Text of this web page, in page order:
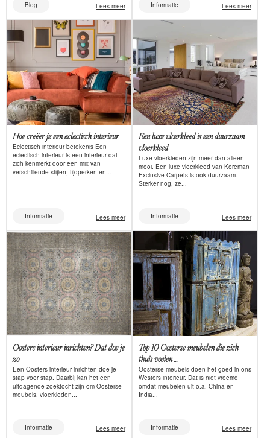
Blog Lees meer Informatie Lees meer
Hoe creëer je een eclectisch interieur
Eclectisch interieur betekenis Een
eclectisch interieur is een interieur dat
zich kenmerkt door een mix van
verschillende stijlen, tijdperken en...
Informatie Lees meer
Een luxe vloerkleed is een duurzaam
vloerkleed
Luxe vloerkleden zijn meer dan alleen
mooi. Een luxe vloerkleed van Koreman
Exclusive Carpets is ook duurzaam.
Sterker nog, ze...
Informatie Lees meer
Oosters interieur inrichten? Dat doe je
zo
Een Oosters interieur inrichten doe je
stap voor stap. Daarbij kan het een
uitdagende zoektocht zijn om Oosterse
meubels, vloerkleden...
Informatie Lees meer
Top 10 Oosterse meubelen die zich
thuis voelen ...
Oosterse meubels doen het goed in ons
Westers interieur. Dat is niet vreemd
omdat meubelen uit o.a. China en
India...
Informatie Lees meer